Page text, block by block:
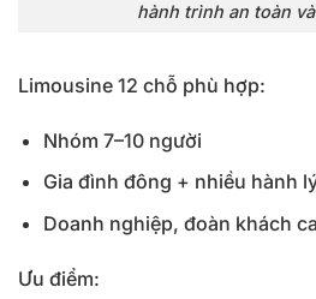
hành trình an toàn
Limousine 12 chỗ phù hợp:
Nhóm 7–10 người
Gia đình đông + nhiều hành
Doanh nghiệp, đoàn khách
Ưu điểm: